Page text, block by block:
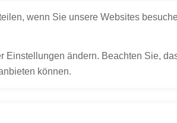
wenn Sie unsere Websites
ändern. Beachten Sie,
können.